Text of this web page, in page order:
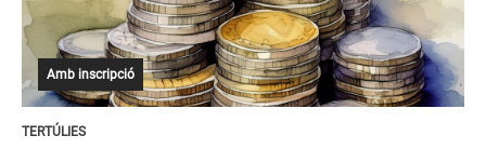
Amb inscripció
TERTÚLIES